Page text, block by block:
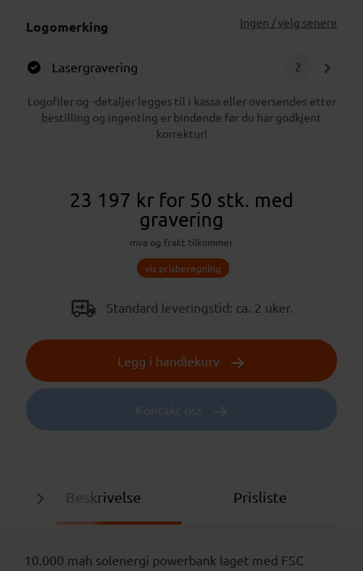
Logomerking Ingen / velg senere
Lasergravering 2
Logofiler og -detaljer legges til i kassa eller oversendes etter
bestilling og ingenting er bindende før du har godkjent
korrektur!
23 197 kr for 50 stk. med
gravering
mva og frakt tilkommer
vis prisberegning
Standard leveringstid: ca. 2 uker.
Legg i handlekurv
Kontakt oss
Beskrivelse Prisliste
10.000 mah solenergi powerbank laget med FSC